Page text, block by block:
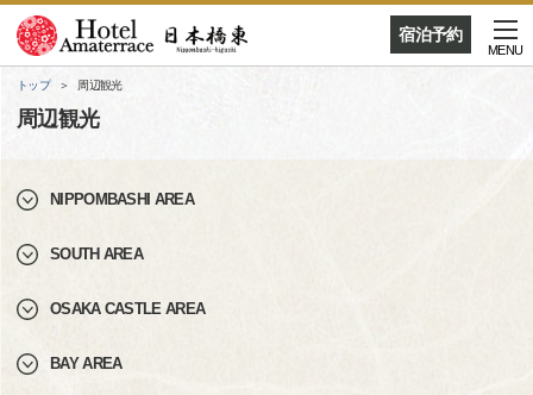
宿泊予約
MENU
トップ 周辺観光
周辺観光
NIPPOMBASHI AREA
SOUTH AREA
OSAKA CASTLE AREA
BAY AREA